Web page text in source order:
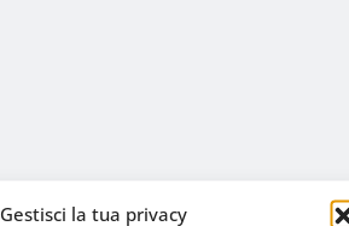
Gestisci la tua privacy